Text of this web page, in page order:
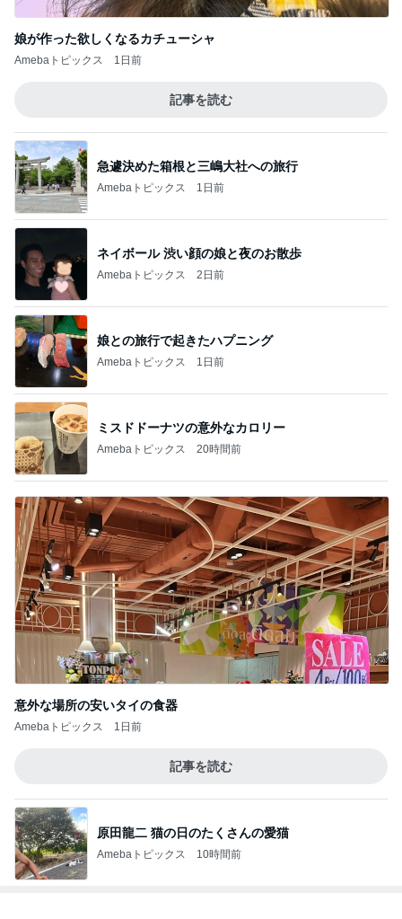
娘が作った欲しくなるカチューシャ
Amebaトピックス 1日前
記事を読む
急遽決めた箱根と三嶋大社への旅行
Amebaトピックス 1日前
ネイボール 渋い顔の娘と夜のお散歩
Amebaトピックス 2日前
娘との旅行で起きたハプニング
Amebaトピックス 1日前
ミスドドーナツの意外なカロリー
Amebaトピックス 20時間前
意外な場所の安いタイの食器
Amebaトピックス 1日前
記事を読む
原田龍二 猫の日のたくさんの愛猫
Amebaトピックス 10時間前